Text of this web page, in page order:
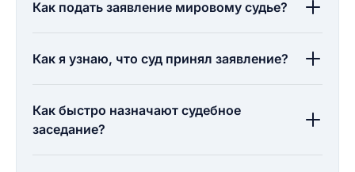
Как подать заявление мировому судье?
Как я узнаю, что суд принял заявление?
Как быстро назначают судебное
заседание?